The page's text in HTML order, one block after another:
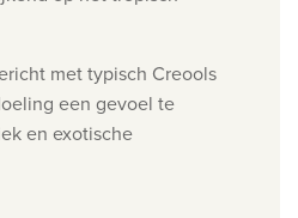
met typisch Creools
een gevoel te
en exotische